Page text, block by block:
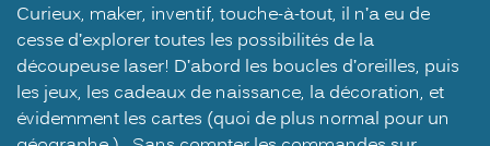
Curieux, maker, inventif, touche-à-tout, il n’a eu de
cesse d’explorer toutes les possibilités de la
découpeuse laser! D’abord les boucles d’oreilles, puis
les jeux, les cadeaux de naissance, la décoration, et
évidemment les cartes (quoi de plus normal pour un